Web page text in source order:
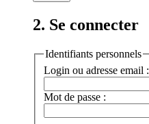
2. Se connecter
Identifiants personnels
Login ou adresse email :
Mot de passe :